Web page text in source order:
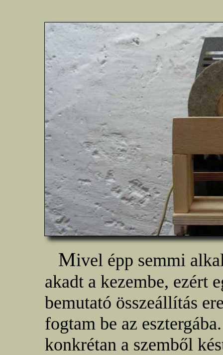
Mivel épp semmi
akadt a kezembe, ezért
bemutató összeállítás
fogtam be az
konkrétan a szemből